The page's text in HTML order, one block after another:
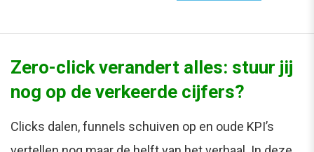
Zero-click verandert alles: stuur jij
nog op de verkeerde cijfers?
Clicks dalen, funnels schuiven op en oude KPI’s